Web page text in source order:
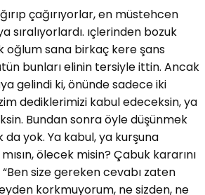
çağırıyorlar, en müstehcen
sıralıyorlardı. ıçlerinden bozuk
oğlum sana birkaç kere şans
bunları elinin tersiyle ittin. Ancak
gelindi ki, önünde sadece iki
dediklerimizi kabul edeceksin, ya
Bundan sonra öyle düşünmek
da yok. Ya kabul, ya kurşuna
ölecek misin? Çabuk kararını
“Ben size gereken cevabı zaten
korkmuyorum, ne sizden, ne